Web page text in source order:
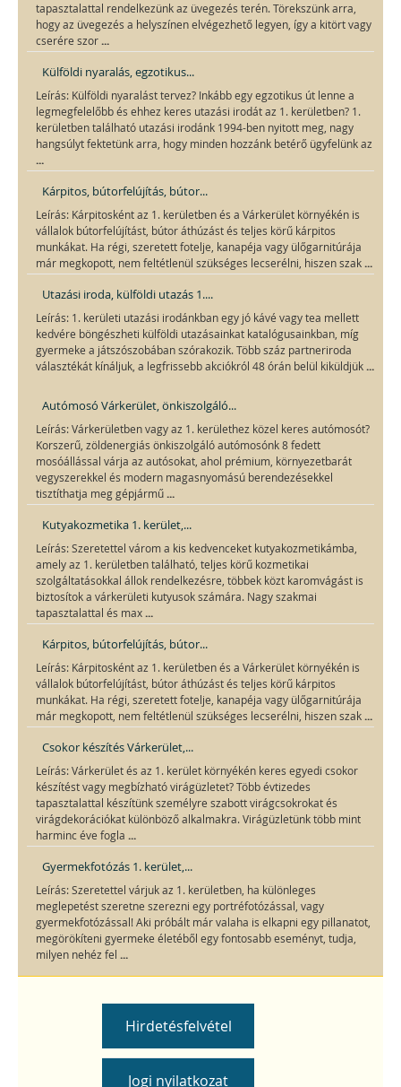
tapasztalattal rendelkezünk az üvegezés terén. Törekszünk arra,
hogy az üvegezés a helyszínen elvégezhető legyen, így a kitört vagy
cserére szor ...
Külföldi nyaralás, egzotikus...
Leírás: Külföldi nyaralást tervez? Inkább egy egzotikus út lenne a
legmegfelelőbb és ehhez keres utazási irodát az 1. kerületben? 1.
kerületben található utazási irodánk 1994-ben nyitott meg, nagy
hangsúlyt fektetünk arra, hogy minden hozzánk betérő ügyfelünk az
...
Kárpitos, bútorfelújítás, bútor...
Leírás: Kárpitosként az 1. kerületben és a Várkerület környékén is
vállalok bútorfelújítást, bútor áthúzást és teljes körű kárpitos
munkákat. Ha régi, szeretett fotelje, kanapéja vagy ülőgarnitúrája
már megkopott, nem feltétlenül szükséges lecserélni, hiszen szak ...
Utazási iroda, külföldi utazás 1....
Leírás: 1. kerületi utazási irodánkban egy jó kávé vagy tea mellett
kedvére böngészheti külföldi utazásainkat katalógusainkban, míg
gyermeke a játszószobában szórakozik. Több száz partneriroda
választékát kínáljuk, a legfrissebb akciókról 48 órán belül kiküldjük ...
Autómosó Várkerület, önkiszolgáló...
Leírás: Várkerületben vagy az 1. kerülethez közel keres autómosót?
Korszerű, zöldenergiás önkiszolgáló autómosónk 8 fedett
mosóállással várja az autósokat, ahol prémium, környezetbarát
vegyszerekkel és modern magasnyomású berendezésekkel
tisztíthatja meg gépjármű ...
Kutyakozmetika 1. kerület,...
Leírás: Szeretettel várom a kis kedvenceket kutyakozmetikámba,
amely az 1. kerületben található, teljes körű kozmetikai
szolgáltatásokkal állok rendelkezésre, többek közt karomvágást is
biztosítok a várkerületi kutyusok számára. Nagy szakmai
tapasztalattal és max ...
Kárpitos, bútorfelújítás, bútor...
Leírás: Kárpitosként az 1. kerületben és a Várkerület környékén is
vállalok bútorfelújítást, bútor áthúzást és teljes körű kárpitos
munkákat. Ha régi, szeretett fotelje, kanapéja vagy ülőgarnitúrája
már megkopott, nem feltétlenül szükséges lecserélni, hiszen szak ...
Csokor készítés Várkerület,...
Leírás: Várkerület és az 1. kerület környékén keres egyedi csokor
készítést vagy megbízható virágüzletet? Több évtizedes
tapasztalattal készítünk személyre szabott virágcsokrokat és
virágdekorációkat különböző alkalmakra. Virágüzletünk több mint
harminc éve fogla ...
Gyermekfotózás 1. kerület,...
Leírás: Szeretettel várjuk az 1. kerületben, ha különleges
meglepetést szeretne szerezni egy portréfotózással, vagy
gyermekfotózással! Aki próbált már valaha is elkapni egy pillanatot,
megörökíteni gyermeke életéből egy fontosabb eseményt, tudja,
milyen nehéz fel ...
Hirdetésfelvétel
Jogi nyilatkozat